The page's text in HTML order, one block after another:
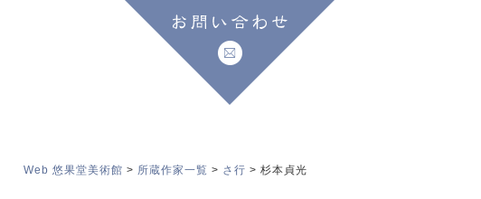
Web 悠果堂美術館 > 所蔵作家一覧 > さ行 > 杉本貞光